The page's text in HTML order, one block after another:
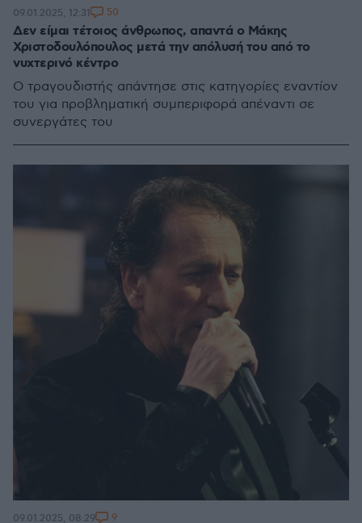
Δεν είμαι τέτοιος άνθρωπος, απαντά ο Μάκης
Χριστοδουλόπουλος μετά την απόλυσή του από το
νυχτερινό κέντρο
Ο τραγουδιστής απάντησε στις κατηγορίες εναντίον
του για προβληματική συμπεριφορά απέναντι σε
συνεργάτες του
09.01.2025, 12:31 50
09.01.2025, 08:29 9